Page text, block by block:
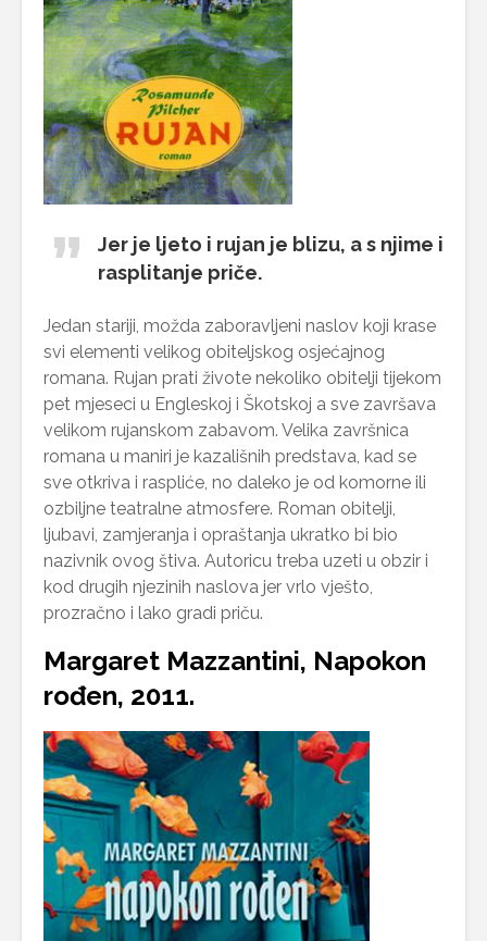
Jer je ljeto i rujan je blizu, a s njime i
rasplitanje priče.
Jedan stariji, možda zaboravljeni naslov koji krase
svi elementi velikog obiteljskog osjećajnog
romana. Rujan prati živote nekoliko obitelji tijekom
pet mjeseci u Engleskoj i Škotskoj a sve završava
velikom rujanskom zabavom. Velika završnica
romana u maniri je kazališnih predstava, kad se
sve otkriva i raspliće, no daleko je od komorne ili
ozbiljne teatralne atmosfere. Roman obitelji,
ljubavi, zamjeranja i opraštanja ukratko bi bio
nazivnik ovog štiva. Autoricu treba uzeti u obzir i
kod drugih njezinih naslova jer vrlo vješto,
prozračno i lako gradi priču.
Margaret Mazzantini, Napokon
rođen, 2011.